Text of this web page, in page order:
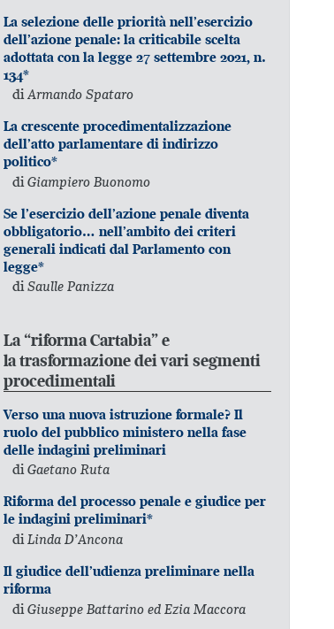
La selezione delle priorità nell’esercizio
dell’azione penale: la criticabile scelta
adottata con la legge 27 settembre 2021, n.
134*
diArmando Spataro
La crescente procedimentalizzazione
dell’atto parlamentare di indirizzo
politico*
diGiampiero Buonomo
Se l’esercizio dell’azione penale diventa
obbligatorio… nell’ambito dei criteri
generali indicati dal Parlamento con
legge*
diSaulle Panizza
La “riforma Cartabia” e
la trasformazione dei vari segmenti
procedimentali
Verso una nuova istruzione formale? Il
ruolo del pubblico ministero nella fase
delle indagini preliminari
diGaetano Ruta
Riforma del processo penale e giudice per
le indagini preliminari*
di Linda D’Ancona
Il giudice dell’udienza preliminare nella
riforma
diGiuseppe Battarino ed Ezia Maccora